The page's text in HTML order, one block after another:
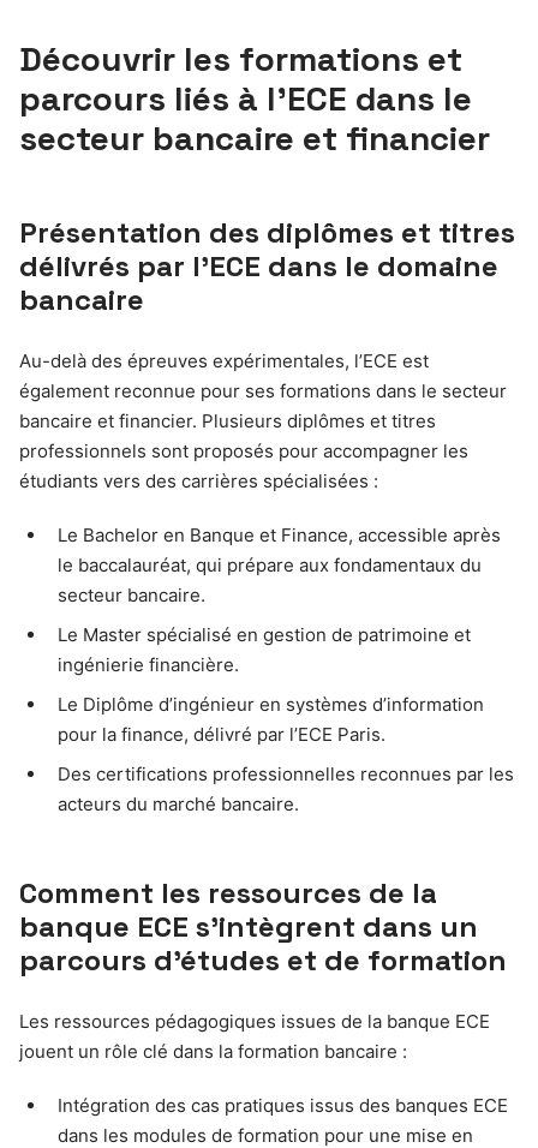
Découvrir les formations et
parcours liés à l’ECE dans le
secteur bancaire et financier
Présentation des diplômes et titres
délivrés par l’ECE dans le domaine
bancaire
Au-delà des épreuves expérimentales, l’ECE est
également reconnue pour ses formations dans le secteur
bancaire et financier. Plusieurs diplômes et titres
professionnels sont proposés pour accompagner les
étudiants vers des carrières spécialisées :
Le Bachelor en Banque et Finance, accessible après
le baccalauréat, qui prépare aux fondamentaux du
secteur bancaire.
Le Master spécialisé en gestion de patrimoine et
ingénierie financière.
Le Diplôme d’ingénieur en systèmes d’information
pour la finance, délivré par l’ECE Paris.
Des certifications professionnelles reconnues par les
acteurs du marché bancaire.
Comment les ressources de la
banque ECE s’intègrent dans un
parcours d’études et de formation
Les ressources pédagogiques issues de la banque ECE
jouent un rôle clé dans la formation bancaire :
Intégration des cas pratiques issus des banques ECE
dans les modules de formation pour une mise en